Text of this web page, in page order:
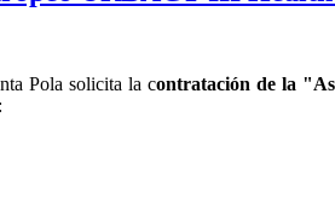
Pola solicita la contratación de la